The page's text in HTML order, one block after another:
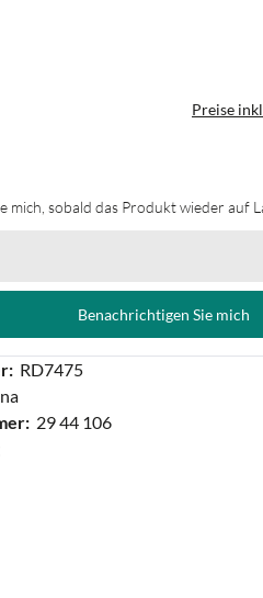
Preise
mich, sobald das Produkt wieder auf
Benachrichtigen Sie mich
RD7475
29 44 106